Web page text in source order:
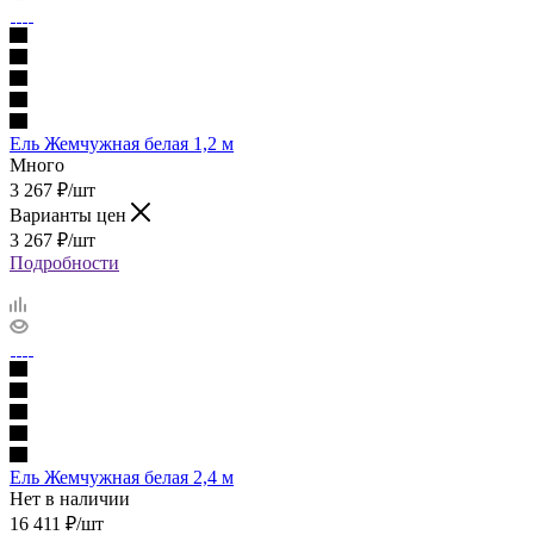
Ель Жемчужная белая 1,2 м
Много
3 267 ₽/шт
Варианты цен
3 267 ₽/шт
Подробности
Ель Жемчужная белая 2,4 м
Нет в наличии
16 411 ₽/шт